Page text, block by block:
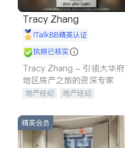
Tracy Zhang
iTalkBB精英认证
执照已核实
Tracy Zhang - 引领大华府
地区房产之旅的资深专家
地产经纪
地产经纪
商铺租售
开发商建商
精英会员